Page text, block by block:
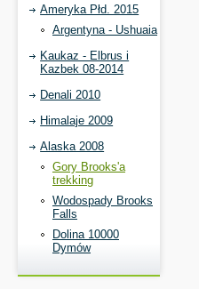
Ameryka Płd. 2015
Argentyna - Ushuaia
Kaukaz - Elbrus i
Kazbek 08-2014
Denali 2010
Himalaje 2009
Alaska 2008
Gory Brooks'a
trekking
Wodospady Brooks
Falls
Dolina 10000
Dymów